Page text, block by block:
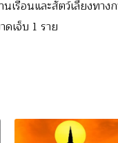
รือนและสัตว์เลี้ยงทาง
เจ็บ 1 ราย